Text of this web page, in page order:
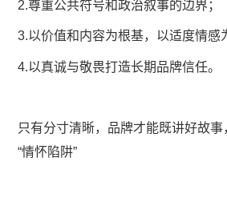
2.尊重公共符号和政治叙事的边界；
3.以价值和内容为根基，以适度情感
4.以真诚与敬畏打造长期品牌信任。
只有分寸清晰，品牌才能既讲好故
“情怀陷阱”